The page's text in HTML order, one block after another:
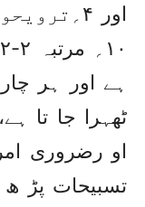
اور
ہے اور ہر
ٹھہرا جا تا
او رضروری
تسبیحات پڑ ھ